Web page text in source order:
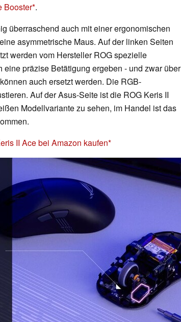
Booster .
überraschend auch mit einer ergonomischen
asymmetrische Maus. Auf der linken Seiten
werden vom Hersteller ROG spezielle
eine präzise Betätigung ergeben - und zwar über
auch ersetzt werden. Die RGB-
Auf der Asus-Seite ist die ROG Keris II
Modellvariante zu sehen, im Handel ist das
II Ace bei Amazon kaufen